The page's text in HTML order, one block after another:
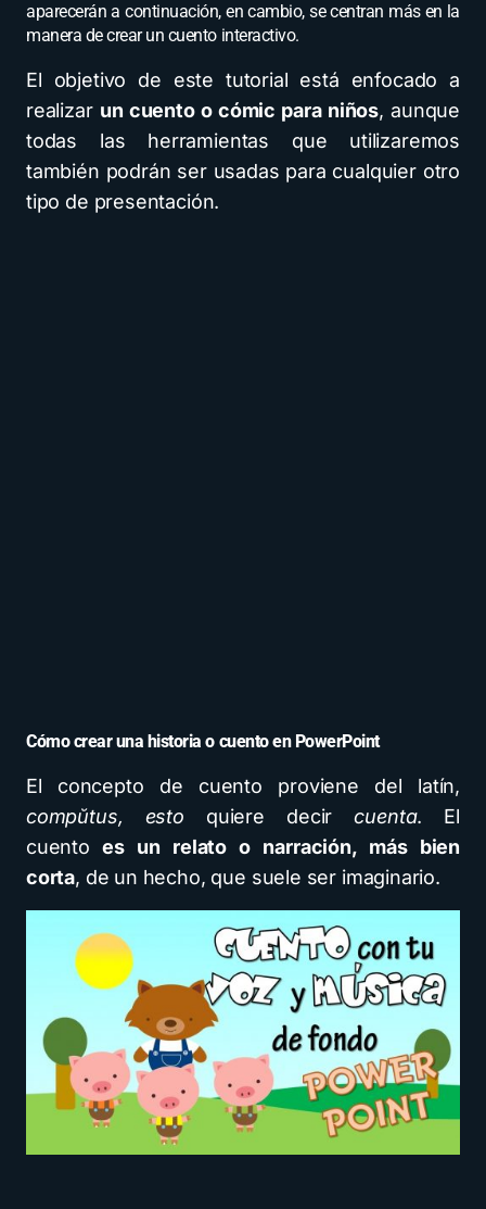
aparecerán a continuación, en cambio, se centran más en la
manera de crear un cuento interactivo.
El objetivo de este tutorial está enfocado a
realizar un cuento o cómic para niños, aunque
todas las herramientas que utilizaremos
también podrán ser usadas para cualquier otro
tipo de presentación.
Cómo crear una historia o cuento en PowerPoint
El concepto de cuento proviene del latín,
compŭtus, esto quiere decircuenta. El
cuento es un relato o narración, más bien
corta, de un hecho, que suele ser imaginario.